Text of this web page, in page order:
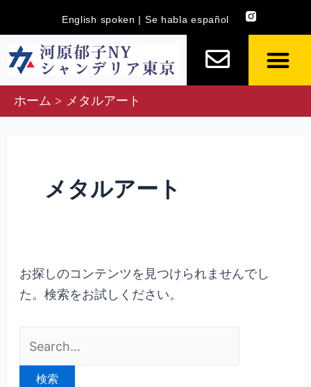
を
ッ
English spoken | Se habla español
ホーム メタルアート
メタルアート
お探しのコンテンツを見つけられませんでし
た。検索をお試しください。
対
象: